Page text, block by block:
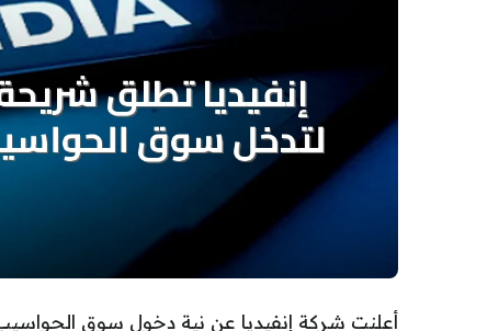
أعلنت شركة إنفيديا عن نية دخول سوق